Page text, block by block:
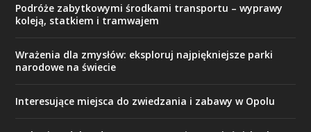
Podróże zabytkowymi środkami transportu – wyprawy
koleją, statkiem i tramwajem
Wrażenia dla zmysłów: eksploruj najpiękniejsze parki
narodowe na świecie
Interesujące miejsca do zwiedzania i zabawy w Opolu